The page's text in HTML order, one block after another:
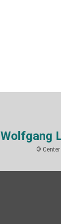
Wolfgang
©